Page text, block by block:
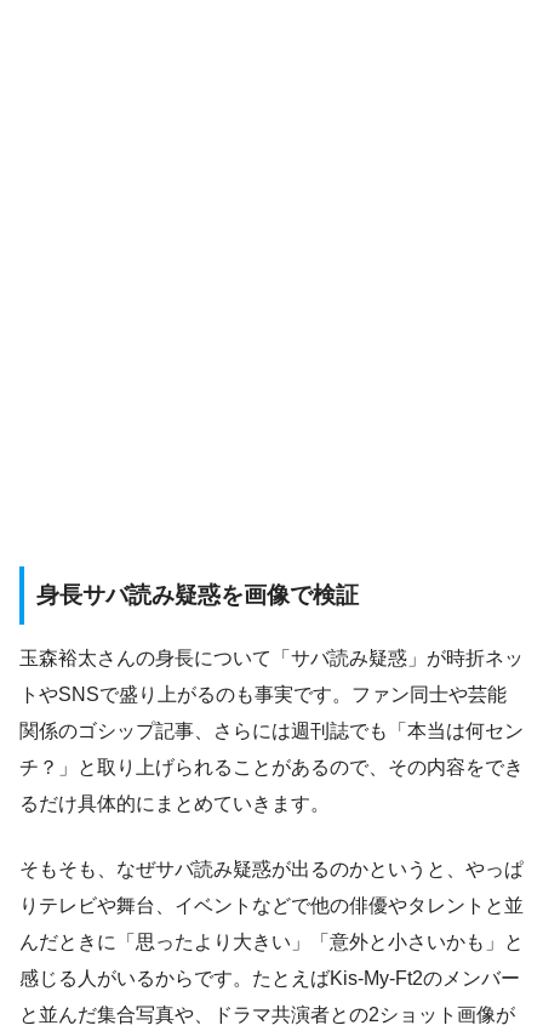
身長サバ読み疑惑を画像で検証
玉森裕太さんの身長について「サバ読み疑惑」が時折ネッ
トやSNSで盛り上がるのも事実です。ファン同士や芸能
関係のゴシップ記事、さらには週刊誌でも「本当は何セン
チ？」と取り上げられることがあるので、その内容をでき
るだけ具体的にまとめていきます。
そもそも、なぜサバ読み疑惑が出るのかというと、やっぱ
りテレビや舞台、イベントなどで他の俳優やタレントと並
んだときに「思ったより大きい」「意外と小さいかも」と
感じる人がいるからです。たとえばKis-My-Ft2のメンバー
と並んだ集合写真や、ドラマ共演者との2ショット画像が